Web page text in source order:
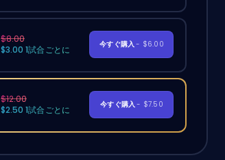
$8.00
$3.00 1試合ごとに
今すぐ購入- $6.00
$12.00
$2.50 1試合ごとに
今すぐ購入- $7.50